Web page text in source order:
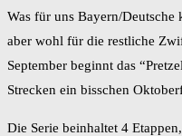
Was für uns Bayern/Deutsche
aber wohl für die restliche
September beginnt das
Strecken ein bisschen
Die Serie beinhaltet 4